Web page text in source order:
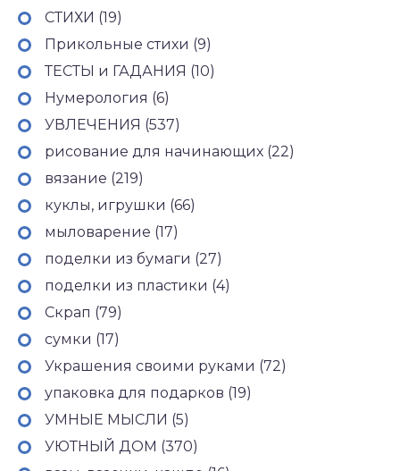
СТИХИ (19)
Прикольные стихи (9)
ТЕСТЫ и ГАДАНИЯ (10)
Нумерология (6)
УВЛЕЧЕНИЯ (537)
рисование для начинающих (22)
вязание (219)
куклы, игрушки (66)
мыловарение (17)
поделки из бумаги (27)
поделки из пластики (4)
Скрап (79)
сумки (17)
Украшения своими руками (72)
упаковка для подарков (19)
УМНЫЕ МЫСЛИ (5)
УЮТНЫЙ ДОМ (370)